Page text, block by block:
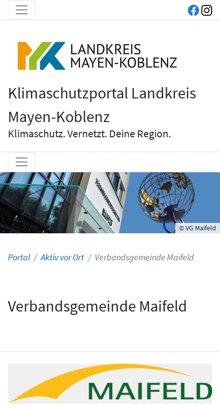
Klimaschutzportal Landkreis
Mayen-Koblenz
Klimaschutz. Vernetzt. Deine Region.
© VG Maifeld
Portal Aktiv vor Ort Verbandsgemeinde Maifeld
Verbandsgemeinde Maifeld